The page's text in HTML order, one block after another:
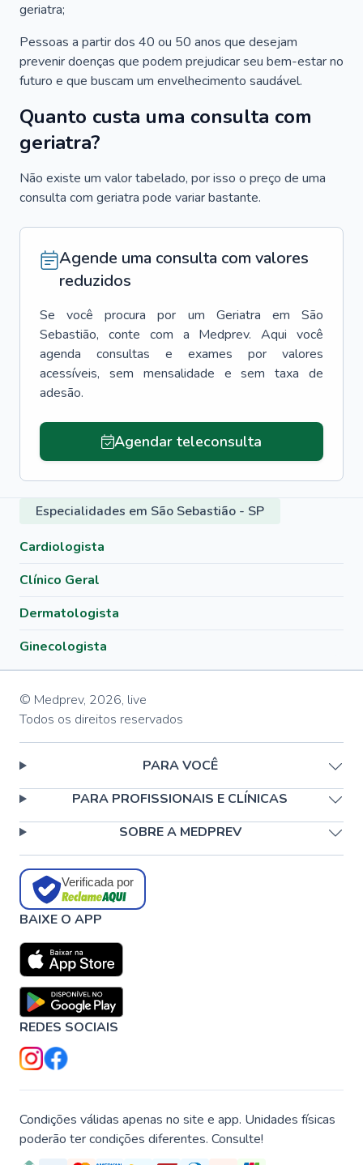
geriatra;
Pessoas a partir dos 40 ou 50 anos que desejam
prevenir doenças que podem prejudicar seu bem-estar no
futuro e que buscam um envelhecimento saudável.
Quanto custa uma consulta com
geriatra?
Não existe um valor tabelado, por isso o preço de uma
consulta com geriatra pode variar bastante.
Agende uma consulta com valores
reduzidos
Se você procura por um Geriatra em
São
Sebastião, conte com a Medprev. Aqui você
agenda consultas e exames por valores
acessíveis, sem mensalidade e sem taxa de
adesão.
Agendar teleconsulta
Especialidades em São Sebastião - SP
Cardiologista
Clínico Geral
Dermatologista
Ginecologista
© Medprev, 2026, live
Todos os direitos reservados
PARA VOCÊ
PARA PROFISSIONAIS E CLÍNICAS
SOBRE A MEDPREV
Verificada por
BAIXE O APP
REDES SOCIAIS
Condições válidas apenas no site e app. Unidades físicas
poderão ter condições diferentes. Consulte!